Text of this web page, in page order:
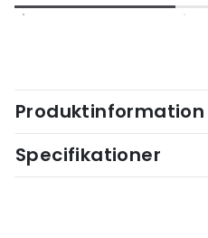
Produktinformation
Specifikationer